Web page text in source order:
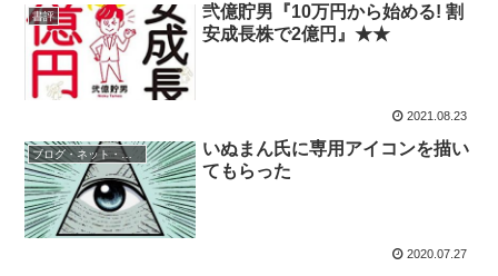
書評
弐億貯男『10万円から始める! 割
安成長株で2億円』★★
2021.08.23
ブログ・ネット・ネタ
いぬまん氏に専用アイコンを描い
てもらった
2020.07.27